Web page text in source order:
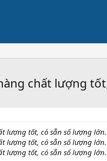
chất lượng
lượng tốt, có sẵn số lượng
lượng tốt, có sẵn số lượng
lượng tốt, có sẵn số lượng